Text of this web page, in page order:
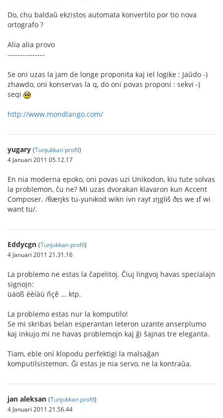
Do, chu baldaŭ ekzistos automata konvertilo por tio nova
ortografo ?
Alia alia provo
---------------
Se oni uzas la jam de longe proponita kaj iel logike : Jaŭdo -)
zhawdo, oni konservas la q, do oni povas proponi : sekvi -)
seqi
http://www.mondlango.com/
yugary (Tunjukkan profil)
4 Januari 2011 05.12.17
En nia moderna epoko, oni povas uzi Unikodon, kiu tute solvas
la problemon, ĉu ne? Mi uzas dvorakan klavaron kun Accent
Composer. /θæŋks tu-yunɨkod wikn ivn rayt ɪŋglɨš ðɪs we ɪf wi
want tu/.
Eddycgn (Tunjukkan profil)
4 Januari 2011 21.31.16
La problemo ne estas la ĉapelitoj. Ĉiuj lingvoj havas specialajn
signojn:
üäöß éèíàù ñçê ... ktp.
La problemo estas nur la komputilo!
Se mi skribas belan esperantan leteron uzante anserplumo
kaj inkujo mi ne havas problemojn kaj ĝi ŝajnas tre eleganta.
Tiam, eble oni klopodu perfektigi la malsaĝan
komputilsistemon. Ĝi estas je nia servo, ne la kontraŭa.
jan aleksan (Tunjukkan profil)
4 Januari 2011 21.56.44